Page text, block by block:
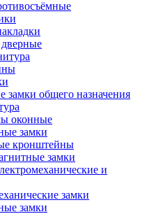
замки общего назначения
оконные
замки
кронштейны
замки
и
замки
замки